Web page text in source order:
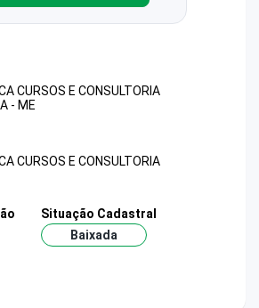
CURSOS E CONSULTORIA
- ME
CURSOS E CONSULTORIA
Situação Cadastral
Baixada